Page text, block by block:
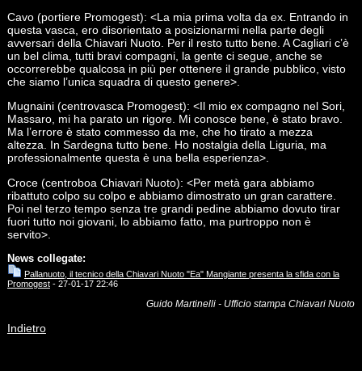
Cavo (portiere Promogest): <La mia prima volta da ex. Entrando in
questa vasca, ero disorientato a posizionarmi nella parte degli
avversari della Chiavari Nuoto. Per il resto tutto bene. A Cagliari c’è
un bel clima, tutti bravi compagni, la gente ci segue, anche se
occorrerebbe qualcosa in più per ottenere il grande pubblico, visto
che siamo l’unica squadra di questo genere>.
Mugnaini (centrovasca Promogest): <Il mio ex compagno nel Sori,
Massaro, mi ha parato un rigore. Mi conosce bene, è stato bravo.
Ma l’errore è stato commesso da me, che ho tirato a mezza
altezza. In Sardegna tutto bene. Ho nostalgia della Liguria, ma
professionalmente questa è una bella esperienza>.
Croce (centroboa Chiavari Nuoto): <Per metà gara abbiamo
ribattuto colpo su colpo e abbiamo dimostrato un gran carattere.
Poi nel terzo tempo senza tre grandi pedine abbiamo dovuto tirar
fuori tutto noi giovani, lo abbiamo fatto, ma purtroppo non è
servito>.
News collegate:
Pallanuoto, il tecnico della Chiavari Nuoto "Ea" Mangiante presenta la sfida con la
Promogest- 27-01-17 22:46
Guido Martinelli - Ufficio stampa Chiavari Nuoto
Indietro